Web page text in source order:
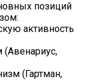
позиций
активность
(Авенариус,
(Гартман,